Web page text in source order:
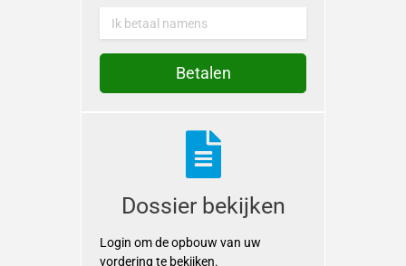
Ik betaal namens
Betalen
Dossier bekijken
Login om de opbouw van uw
vordering te bekijken.